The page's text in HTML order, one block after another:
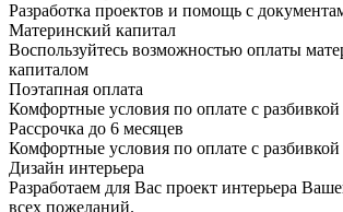
Разработка проектов и помощь с
Материнский капитал
Воспользуйтесь возможностью оплаты
капиталом
Поэтапная оплата
Комфортные условия по оплате с
Рассрочка до 6 месяцев
Комфортные условия по оплате с
Дизайн интерьера
Разработаем для Вас проект интерьера
всех пожеланий.